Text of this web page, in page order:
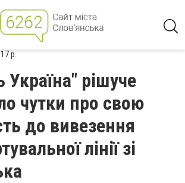
р.
рішуче
чутки про свою
до вивезення
лінії зі